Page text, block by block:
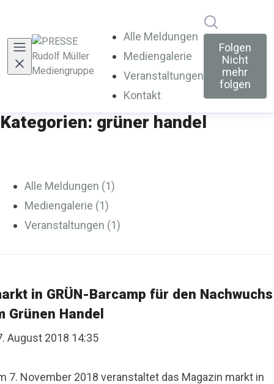
Alle Meldungen
Mediengalerie
Veranstaltungen
Kontakt
Folgen
Nicht
mehr
folgen
Kategorien: grüner handel
Alle Meldungen (1)
Mediengalerie (1)
Veranstaltungen (1)
in GRÜN-Barcamp für den Nachwuchs
Grünen Handel
August 2018 14:35
7. November 2018 veranstaltet das Magazin markt in